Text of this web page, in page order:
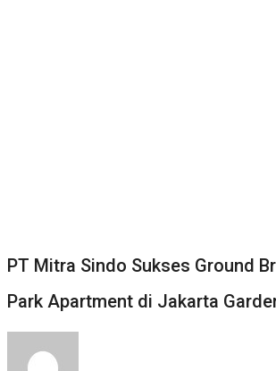
PT Mitra Sindo Sukses Ground
Park Apartment di Jakarta